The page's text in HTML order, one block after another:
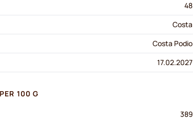
48
Costa
Costa Podio
17.02.2027
100 G
389